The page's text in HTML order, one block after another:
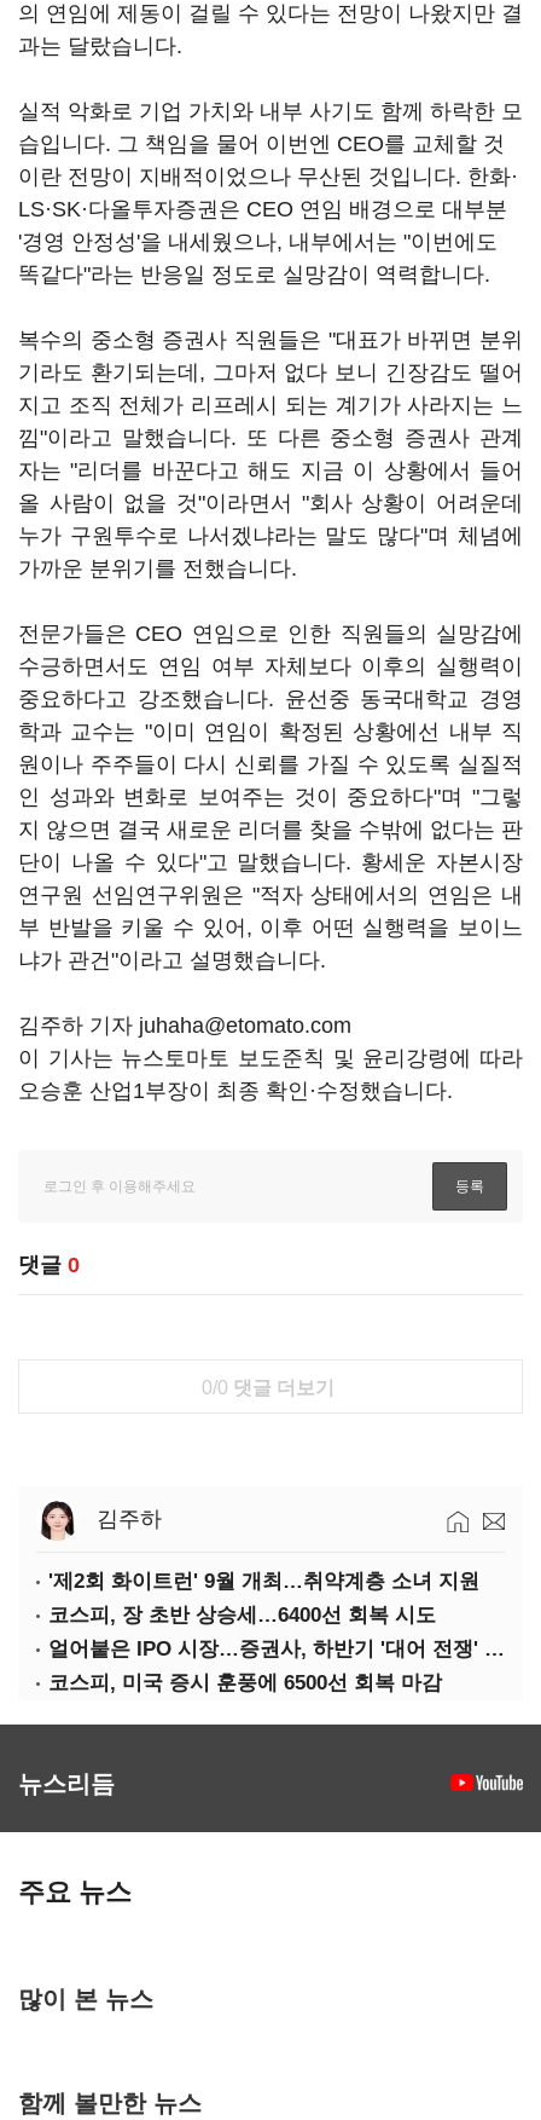
의 연임에 제동이 걸릴 수 있다는 전망이 나왔지만 결
과는 달랐습니다.
실적 악화로 기업 가치와 내부 사기도 함께 하락한 모
습입니다. 그 책임을 물어 이번엔 CEO를 교체할 것
이란 전망이 지배적이었으나 무산된 것입니다. 한화·
LS·SK·다올투자증권은 CEO 연임 배경으로 대부분
'경영 안정성'을 내세웠으나, 내부에서는 "이번에도
똑같다"라는 반응일 정도로 실망감이 역력합니다.
복수의 중소형 증권사 직원들은 "대표가 바뀌면 분위
기라도 환기되는데, 그마저 없다 보니 긴장감도 떨어
지고 조직 전체가 리프레시 되는 계기가 사라지는 느
낌"이라고 말했습니다. 또 다른 중소형 증권사 관계
자는 "리더를 바꾼다고 해도 지금 이 상황에서 들어
올 사람이 없을 것"이라면서 "회사 상황이 어려운데
누가 구원투수로 나서겠냐라는 말도 많다"며 체념에
가까운 분위기를 전했습니다.
전문가들은 CEO 연임으로 인한 직원들의 실망감에
수긍하면서도 연임 여부 자체보다 이후의 실행력이
중요하다고 강조했습니다. 윤선중 동국대학교 경영
학과 교수는 "이미 연임이 확정된 상황에선 내부 직
원이나 주주들이 다시 신뢰를 가질 수 있도록 실질적
인 성과와 변화로 보여주는 것이 중요하다"며 "그렇
지 않으면 결국 새로운 리더를 찾을 수밖에 없다는 판
단이 나올 수 있다"고 말했습니다. 황세운 자본시장
연구원 선임연구위원은 "적자 상태에서의 연임은 내
부 반발을 키울 수 있어, 이후 어떤 실행력을 보이느
냐가 관건"이라고 설명했습니다.
김주하 기자 juhaha@etomato.com
이 기사는 뉴스토마토 보도준칙 및 윤리강령에 따라
오승훈 산업1부장이 최종 확인·수정했습니다.
댓글 0
0/0 댓글 더보기
김주하
'제2회 화이트런' 9월 개최…취약계층 소녀 지원
코스피, 장 초반 상승세…6400선 회복 시도
얼어붙은 IPO 시장…증권사, 하반기 '대어 전쟁' 기대
코스피, 미국 증시 훈풍에 6500선 회복 마감
뉴스리듬
주요 뉴스
많이 본 뉴스
함께 볼만한 뉴스